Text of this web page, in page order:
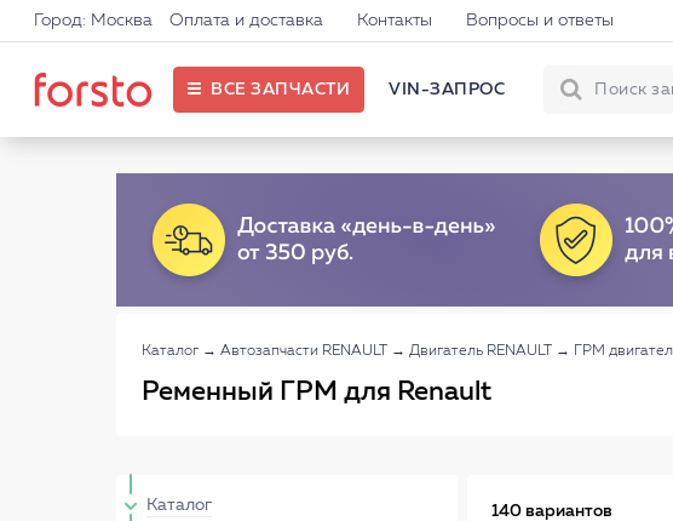
Город: Москва Оплата и доставка Контакты Вопросы и ответы
ВСЕ ЗАПЧАСТИ VIN-ЗАПРОС
Каталог → Автозапчасти RENAULT → Двигатель RENAULT → ГРМ
Ременный ГРМ для Renault
Каталог 140 вариантов